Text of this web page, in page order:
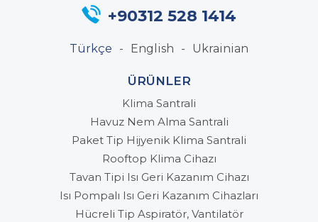
+90312 528 1414
Türkçe English Ukrainian
ÜRÜNLER
Klima Santrali
Havuz Nem Alma Santrali
Paket Tip Hijyenik Klima Santrali
Rooftop Klima Cihazı
Tavan Tipi Isı Geri Kazanım Cihazı
Isı Pompalı Isı Geri Kazanım Cihazları
Hücreli Tip Aspiratör, Vantilatör